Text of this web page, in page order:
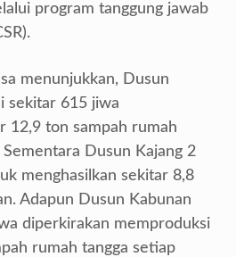
program tanggung jawab
menunjukkan, Dusun
sekitar 615 jiwa
12,9 ton sampah rumah
Dusun Kajang 2
menghasilkan sekitar 8,8
Adapun Dusun Kabunan
diperkirakan memproduksi
rumah tangga setiap